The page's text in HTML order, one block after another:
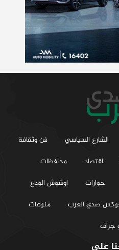
الشارع السياسي
فن وثقافة
اقتصاد
محافظات
حوارات
اوشوش الودع
صدي العرب
منوعات
جراف